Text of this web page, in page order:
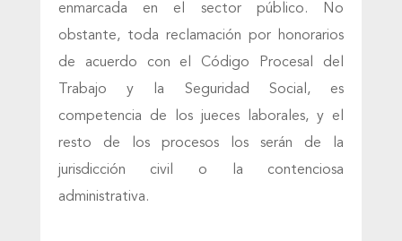
enmarcada en el sector público. No
obstante, toda reclamación por honorarios
de acuerdo con el Código Procesal del
Trabajo y la Seguridad Social, es
competencia de los jueces laborales, y el
resto de los procesos los serán de la
jurisdicción civil o la contenciosa
administrativa.